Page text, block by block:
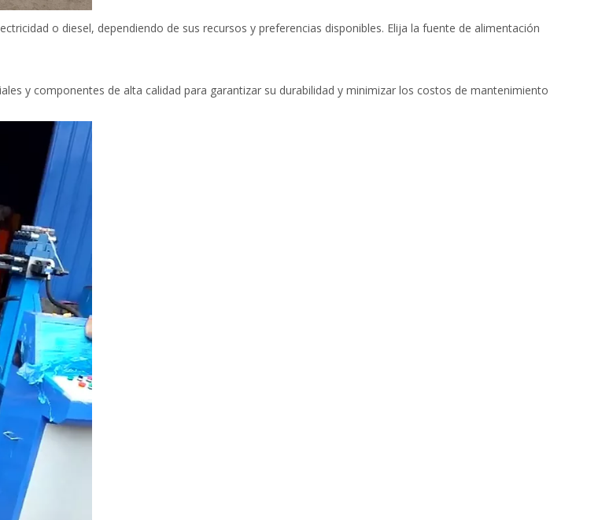
o diesel, dependiendo de sus recursos y preferencias disponibles. Elija la fuente de alimentación
y componentes de alta calidad para garantizar su durabilidad y minimizar los costos de mantenimiento